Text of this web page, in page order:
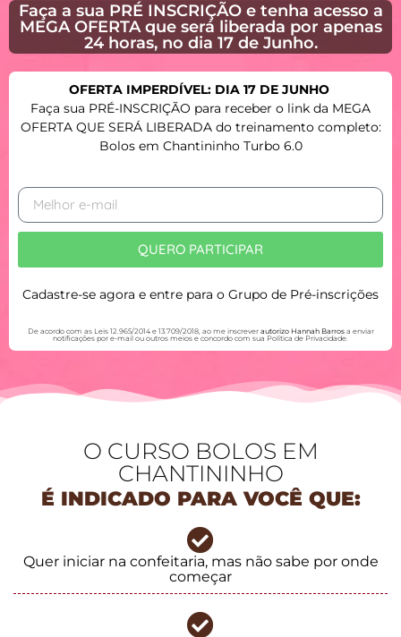
Faça a sua PRÉ INSCRIÇÃO e tenha acesso a
MEGA OFERTA que será liberada por apenas
24 horas, no dia 17 de Junho.
OFERTA IMPERDÍVEL: DIA 17 DE JUNHO
Faça sua PRÉ-INSCRIÇÃO para receber o link da MEGA
OFERTAQUE SERÁ LIBERADA do treinamento completo:
Bolos em Chantininho Turbo 6.0
QUERO PARTICIPAR
Cadastre-se agora e entre para o Grupo de Pré-inscrições
De acordo com as Leis 12.965/2014 e 13.709/2018, ao me inscrever autorizo Hannah Barrosa enviar
notificações por e-mail ou outros meios e concordo com sua Política de Privacidade.
O CURSO BOLOS EM
CHANTININHO
É INDICADO PARA VOCÊ QUE:
Quer iniciar na confeitaria, mas não sabe por onde
começar